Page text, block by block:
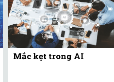
Mắc kẹt trong AI